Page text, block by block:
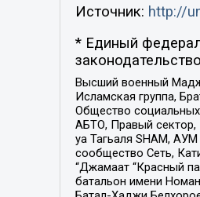
Источник: http://
* Единый
Высший военный
Исламская группа,
Общество
АБТО, Правый
уа Тагьаля SHAM,
сообщество Сеть,
“Джамаат “Красный
батальон имени